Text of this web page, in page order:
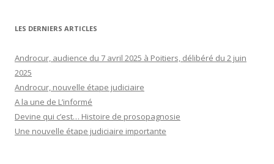
LES DERNIERS ARTICLES
Androcur, audience du 7 avril 2025 à Poitiers, délibéré du 2 juin
2025
Androcur, nouvelle étape judiciaire
A la une de L’informé
Devine qui c’est… Histoire de prosopagnosie
Une nouvelle étape judiciaire importante